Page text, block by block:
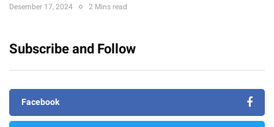
Desember 17, 2024 2 Mins read
Subscribe and Follow
Facebook